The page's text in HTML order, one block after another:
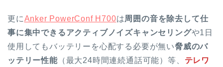
更にAnker PowerConf H700は周囲の音を除去して仕
事に集中できるアクティブノイズキャンセリングや1日
使用してもバッテリーを心配する必要が無い脅威のバ
ッテリー性能（最大24時間連続通話可能）等、 テレワ